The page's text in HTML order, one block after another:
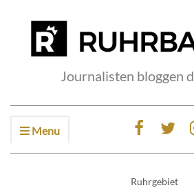
Journalisten bloggen
Menu
Ruhrgebiet